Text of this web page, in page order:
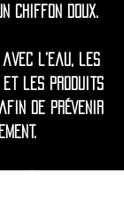
chiffon doux.
l'eau, les
et les produits
de prévenir